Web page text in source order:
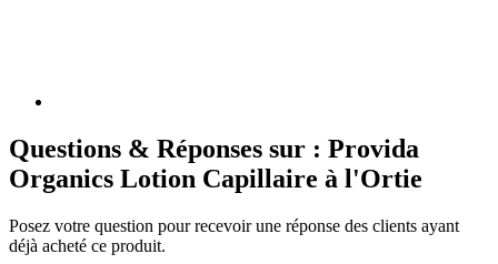
Questions & Réponses sur : Provida
Organics Lotion Capillaire à l'Ortie
Posez votre question pour recevoir une réponse des clients ayant
déjà acheté ce produit.